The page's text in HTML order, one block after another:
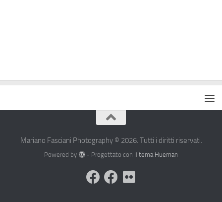
Mariano Fasciani Photography © 2026. Tutti i diritti riservati.
Powered by - Progettato con il tema Hueman